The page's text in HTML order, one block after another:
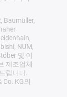
Baumüller,
NUM,
및 이
제조업체
립니다.
KG의